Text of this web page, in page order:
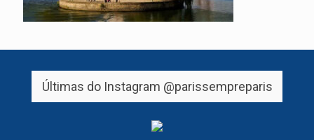
Últimas do Instagram @parissempreparis